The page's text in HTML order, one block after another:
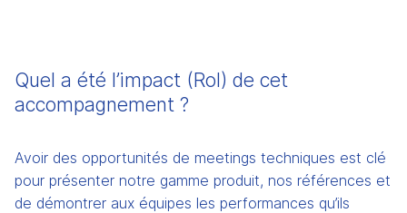
Quel a été l’impact (RoI) de cet
accompagnement ?
Avoir des opportunités de meetings techniques est clé
pour présenter notre gamme produit, nos références et
de démontrer aux équipes les performances qu’ils